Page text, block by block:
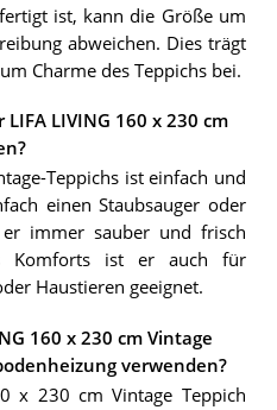
ist, kann die Größe um
abweichen. Dies trägt
Charme des Teppichs bei.
LIVING 160 x 230 cm
Teppichs ist einfach und
einen Staubsauger oder
immer sauber und frisch
Komforts ist er auch für
Haustieren geeignet.
160 x 230 cm Vintage
verwenden?
x 230 cm Vintage Teppich